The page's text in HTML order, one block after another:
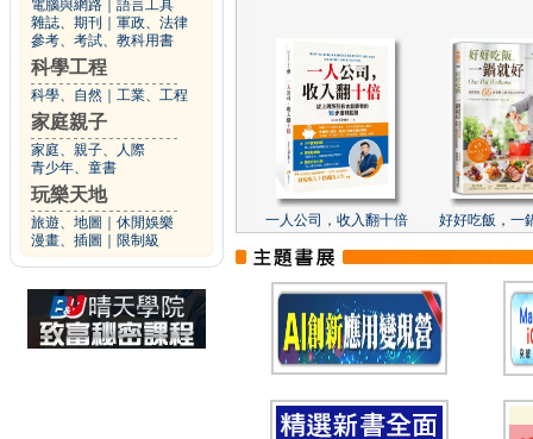
電腦與網路
語言工具
雜誌、期刊
軍政、法律
參考、考試、教科用書
科學工程
科學、自然 工業、工程
家庭親子
家庭、親子、人際
青少年、童書
玩樂天地
旅遊、地圖
休閒娛樂
漫畫、插圖
限制級
一人公司，收入翻十倍 好好吃飯，一